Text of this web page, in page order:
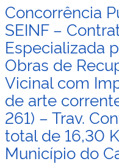
na
16
I
Concorrência
SEINF –
Especializada
Obras de
Vicinal com
de arte
261) – Trav.
total de 16,30
Município do